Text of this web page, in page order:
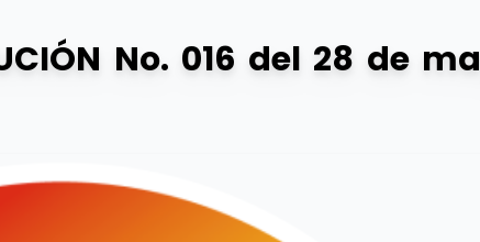
No. 016 del 28 de